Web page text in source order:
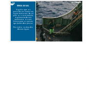
PESCA ILEGAL
Significa que os
pescadores entram nas
águas territoriais de um
país ou zona marinha
regulamentada sem
permissão ou sem
licença para os peixes
que pretendem pescar.
Eles estão roubando
dessas águas